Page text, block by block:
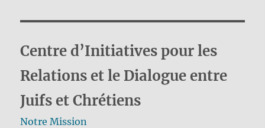
Centre d’Initiatives pour les
Relations et le Dialogue entre
Juifs et Chrétiens
Notre Mission